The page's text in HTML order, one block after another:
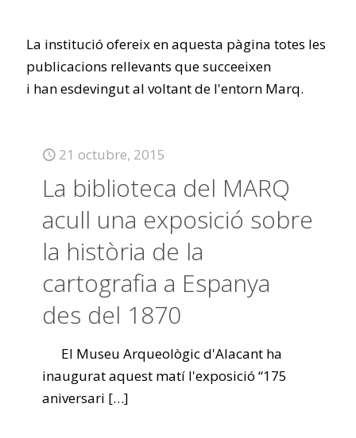
La institució ofereix en aquesta pàgina totes les
publicacions rellevants que succeeixen
i han esdevingut al voltant de l'entorn Marq.
21 octubre, 2015
La biblioteca del MARQ
acull una exposició sobre
la història de la
cartografia a Espanya
des del 1870
El Museu Arqueològic d'Alacant ha
inaugurat aquest matí l'exposició “175
aniversari […]